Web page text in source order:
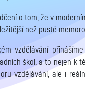
o tom, že v
než pusté
vzdělávání
škol, a to nejen k
vzdělávání, ale i